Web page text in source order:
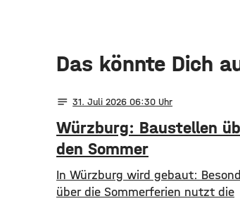
Das könnte Dich
notes 31. Juli 2026 06:30
Würzburg: Baustellen
den Sommer
​​In Würzburg wird gebaut:
über die Sommerferien nutzt die